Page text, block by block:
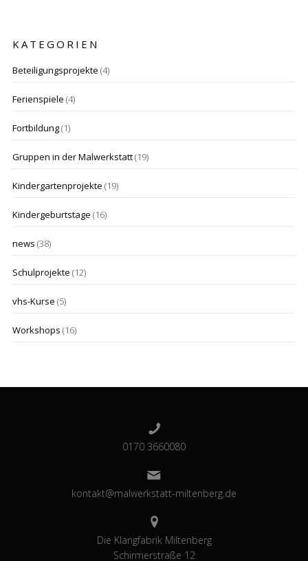
KATEGORIEN
Beteiligungsprojekte (4)
Ferienspiele (4)
Fortbildung(1)
Gruppen in der Malwerkstatt(19)
Kindergartenprojekte (19)
Kindergeburtstage (16)
news (38)
Schulprojekte (12)
vhs-Kurse (5)
Workshops (16)
0170 3660080
kontakt@malwerkstatt-miltenberg.de
Die Klangfabrik Miltenberg
Schirmerstraße 12